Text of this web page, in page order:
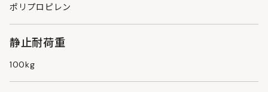
ポリプロピレン
静止耐荷重
100kg